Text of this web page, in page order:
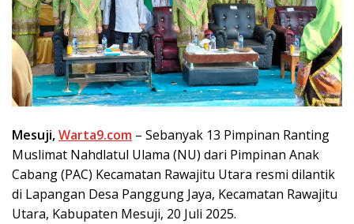
Mesuji,Warta9.com – Sebanyak 13 Pimpinan Ranting
Muslimat Nahdlatul Ulama (NU) dari Pimpinan Anak
Cabang (PAC) Kecamatan Rawajitu Utara resmi dilantik
di Lapangan Desa Panggung Jaya, Kecamatan Rawajitu
Utara, Kabupaten Mesuji, 20 Juli 2025.